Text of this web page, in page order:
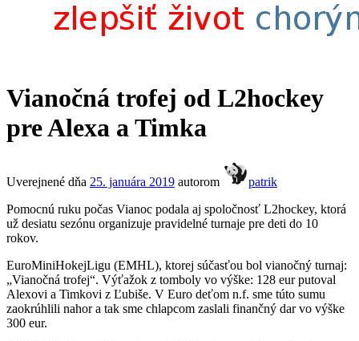
Vianočná trofej od L2hockey
pre Alexa a Timka
Uverejnené dňa 25. januára 2019 autorom
patrik
Pomocnú ruku počas Vianoc podala aj spoločnosť L2hockey, ktorá
už desiatu sezónu organizuje pravidelné turnaje pre deti do 10
rokov.
EuroMiniHokejLigu (EMHL), ktorej súčasťou bol vianočný turnaj:
„Vianočná trofej“. Výťažok z tomboly vo výške: 128 eur putoval
Alexovi a Timkovi z Ľubiše. V Euro deťom n.f. sme túto sumu
zaokrúhlili nahor a tak sme chlapcom zaslali finančný dar vo výške
300 eur.